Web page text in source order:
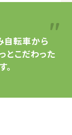
自転車から
とこだわった